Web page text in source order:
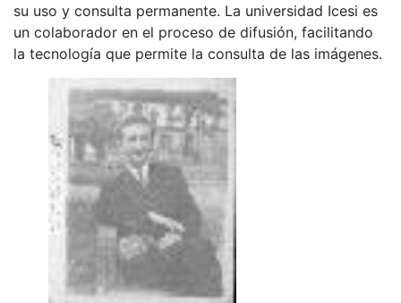
su uso y consulta permanente. La universidad Icesi es
un colaborador en el proceso de difusión, facilitando
la tecnología que permite la consulta de las imágenes.